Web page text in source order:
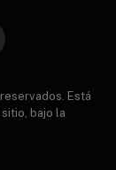
Está
bajo la